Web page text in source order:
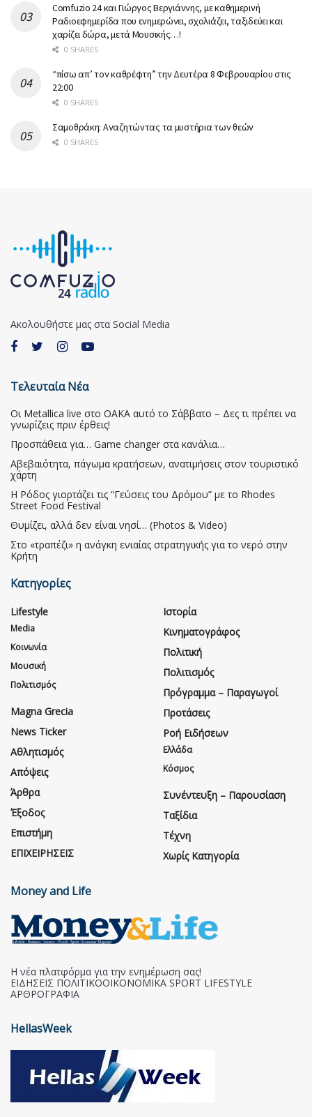
Comfuzio 24 και Γιώργος Βεργιάννης, με καθημερινή
Ραδιοεφημερίδα που ενημερώνει, σχολιάζει, ταξιδεύει και
χαρίζει δώρα, μετά Μουσικής…!
0 SHARES
“πίσω απ’ τον καθρέφτη” την Δευτέρα 8 Φεβρουαρίου στις
22:00
0 SHARES
Σαμοθράκη: Αναζητώντας τα μυστήρια των θεών
0 SHARES
Ακολουθήστε μας στα Social Media
Τελευταία Νέα
Οι Metallica live στο ΟΑΚΑ αυτό το Σάββατο – Δες τι πρέπει να
γνωρίζεις πριν έρθεις!
Προσπάθεια για… Game changer στα κανάλια…
Αβεβαιότητα, πάγωμα κρατήσεων, ανατιμήσεις στον τουριστικό
χάρτη
Η Ρόδος γιορτάζει τις “Γεύσεις του Δρόμου” με το Rhodes
Street Food Festival
Θυμίζει, αλλά δεν είναι νησί… (Photos & Video)
Στο «τραπέζι» η ανάγκη ενιαίας στρατηγικής για το νερό στην
Κρήτη
Κατηγορίες
Lifestyle
Media
Κοινωνία
Μουσική
Πολιτισμός
Magna Grecia
News Ticker
Αθλητισμός
Απόψεις
Άρθρα
Έξοδος
Επιστήμη
ΕΠΙΧΕΙΡΗΣΕΙΣ
Ιστορία
Κινηματογράφος
Πολιτική
Πολιτισμός
Πρόγραμμα – Παραγωγοί
Προτάσεις
Ροή Ειδήσεων
Ελλάδα
Κόσμος
Συνέντευξη – Παρουσίαση
Ταξίδια
Τέχνη
Χωρίς Κατηγορία
Money and Life
Η νέα πλατφόρμα για την ενημέρωση σας!
ΕΙΔΗΣΕΙΣ ΠΟΛΙΤΙΚΟΟΙΚΟΝΟΜΙΚΑ SPORT LIFESTYLE
ΑΡΘΡΟΓΡΑΦΙΑ
HellasWeek